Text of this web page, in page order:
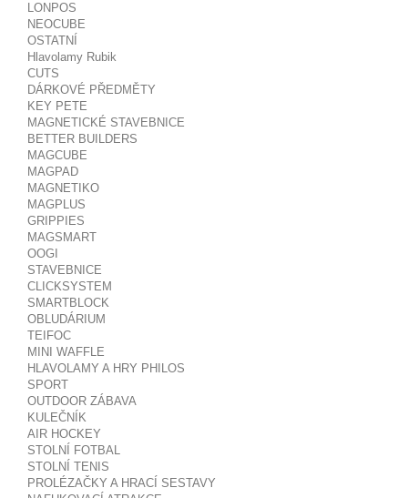
LONPOS
NEOCUBE
OSTATNÍ
Hlavolamy Rubik
CUTS
DÁRKOVÉ PŘEDMĚTY
KEY PETE
MAGNETICKÉ STAVEBNICE
BETTER BUILDERS
MAGCUBE
MAGPAD
MAGNETIKO
MAGPLUS
GRIPPIES
MAGSMART
OOGI
STAVEBNICE
CLICKSYSTEM
SMARTBLOCK
OBLUDÁRIUM
TEIFOC
MINI WAFFLE
HLAVOLAMY A HRY PHILOS
SPORT
OUTDOOR ZÁBAVA
KULEČNÍK
AIR HOCKEY
STOLNÍ FOTBAL
STOLNÍ TENIS
PROLÉZAČKY A HRACÍ SESTAVY